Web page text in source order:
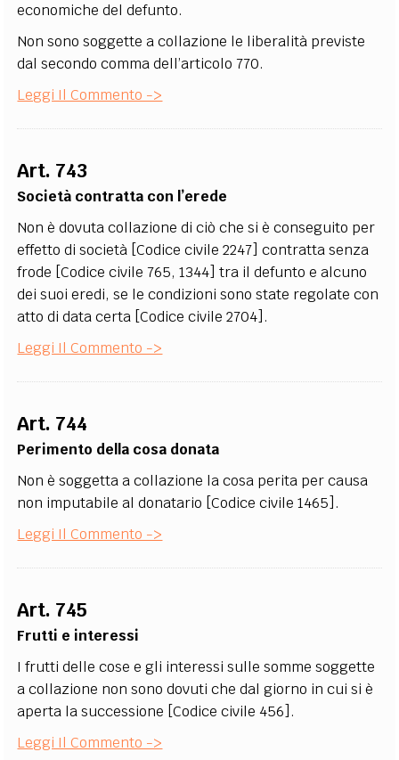
economiche del defunto.
Non sono soggette a collazione le liberalità previste
dal secondo comma dell’articolo 770.
Leggi Il Commento ->
Art. 743
Società contratta con l’erede
Non è dovuta collazione di ciò che si è conseguito per
effetto di società [Codice civile 2247] contratta senza
frode [Codice civile 765, 1344] tra il defunto e alcuno
dei suoi eredi, se le condizioni sono state regolate con
atto di data certa [Codice civile 2704].
Leggi Il Commento ->
Art. 744
Perimento della cosa donata
Non è soggetta a collazione la cosa perita per causa
non imputabile al donatario [Codice civile 1465].
Leggi Il Commento ->
Art. 745
Frutti e interessi
I frutti delle cose e gli interessi sulle somme soggette
a collazione non sono dovuti che dal giorno in cui si è
aperta la successione [Codice civile 456].
Leggi Il Commento ->